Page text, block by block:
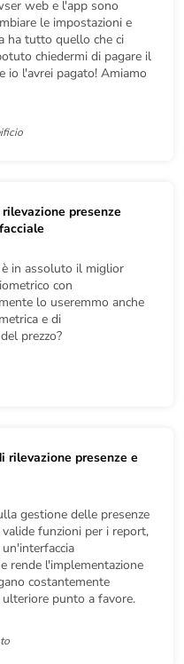
web e l'app sono
le impostazioni e
ha tutto quello che ci
chiedermi di pagare il
io l'avrei pagato! Amiamo
presenze
in assoluto il miglior
con
lo useremmo anche
e di
prezzo?
rilevazione presenze e
gestione delle presenze
funzioni per i report,
rende l'implementazione
costantemente
punto a favore.